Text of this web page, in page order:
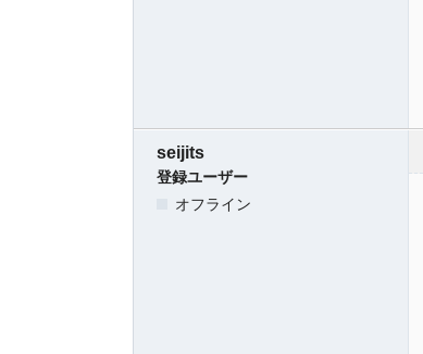
seijits
登録ユーザー
オフライン